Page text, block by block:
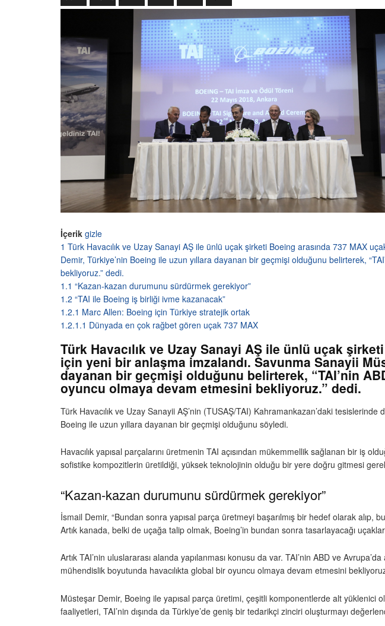
İçerik gizle
1 Türk Havacılık ve Uzay Sanayi AŞ ile ünlü uçak şirketi Boeing arasında 737 MAX
Demir, Türkiye’nin Boeing ile uzun yıllara dayanan bir geçmişi olduğunu belirterek,
bekliyoruz.” dedi.
1.1 “Kazan-kazan durumunu sürdürmek gerekiyor”
1.2 “TAI ile Boeing iş birliği ivme kazanacak”
1.2.1 Marc Allen: Boeing için Türkiye stratejik ortak
1.2.1.1 Dünyada en çok rağbet gören uçak 737 MAX
Türk Havacılık ve Uzay Sanayi AŞ ile ünlü uçak
için yeni bir anlaşma imzalandı. Savunma Sanayii
dayanan bir geçmişi olduğunu belirterek, “TAI’nin
oyuncu olmaya devam etmesini bekliyoruz.” dedi.
Türk Havacılık ve Uzay Sanayii AŞ’nin (TUSAŞ/TAI) Kahramankazan’daki
Boeing ile uzun yıllara dayanan bir geçmişi olduğunu söyledi.
Havacılık yapısal parçalarını üretmenin TAI açısından mükemmellik sağlanan bir
sofistike kompozitlerin üretildiği, yüksek teknolojinin olduğu bir yere doğru gitmesi
“Kazan-kazan durumunu sürdürmek gerekiyor”
İsmail Demir, “Bundan sonra yapısal parça üretmeyi başarılmış bir hedef olarak
Artık kanada, belki de uçağa talip olmak, Boeing’in bundan sonra tasarlayacağı
Artık TAI’nin uluslararası alanda yapılanması konusu da var. TAI’nin ABD ve
mühendislik boyutunda havacılıkta global bir oyuncu olmaya devam etmesini
Müsteşar Demir, Boeing ile yapısal parça üretimi, çeşitli komponentlerde alt yüklenici
faaliyetleri, TAI’nin dışında da Türkiye’de geniş bir tedarikçi zinciri oluşturmayı